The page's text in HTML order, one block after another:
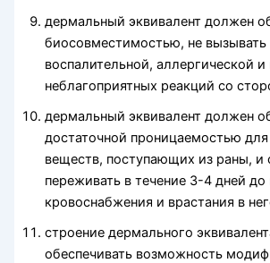
дермальный эквивалент должен
биосовместимостью, не вызывать
воспалительной, аллергической и
неблагоприятных реакций со
дермальный эквивалент должен
достаточной проницаемостью для
веществ, поступающих из раны, и
переживать в течение 3-4 дней до
кровоснабжения и врастания в
строение дермального
обеспечивать возможность